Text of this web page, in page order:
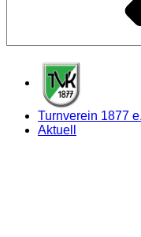
Turnverein 1877
Aktuell